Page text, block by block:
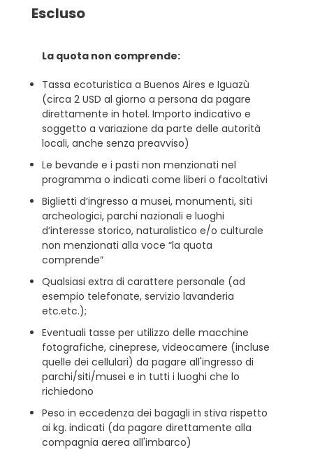
Escluso
La quota non comprende:
Tassa ecoturistica a Buenos Aires e Iguazù
(circa 2 USD al giorno a persona da pagare
direttamente in hotel. Importo indicativo e
soggetto a variazione da parte delle autorità
locali, anche senza preavviso)
Le bevande e i pasti non menzionati nel
programma o indicati come liberi o facoltativi
Biglietti d’ingresso a musei, monumenti, siti
archeologici, parchi nazionali e luoghi
d’interesse storico, naturalistico e/o culturale
non menzionati alla voce “la quota
comprende”
Qualsiasi extra di carattere personale (ad
esempio telefonate, servizio lavanderia
etc.etc.);
Eventuali tasse per utilizzo delle macchine
fotografiche, cineprese, videocamere (incluse
quelle dei cellulari) da pagare all'ingresso di
parchi/siti/musei e in tutti i luoghi che lo
richiedono
Peso in eccedenza dei bagagli in stiva rispetto
ai kg. indicati (da pagare direttamente alla
compagnia aerea all'imbarco)